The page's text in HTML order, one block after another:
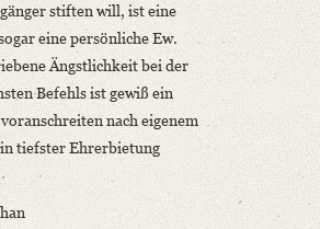
stiften will, ist eine
eine persönliche Ew.
Ängstlichkeit bei der
Befehls ist gewiß ein
nach eigenem
tiefster Ehrerbietung